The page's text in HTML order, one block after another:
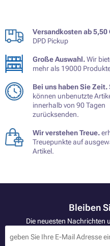
Versandkosten ab 5,50
DPD Pickup
Große Auswahl.Wir
mehr als 19000
Bei uns haben Sie Zeit.
können unbenutzte
innerhalb von 90 Tagen
zurücksenden.
Wir verstehen Treue.
Treuepunkte auf
Artikel.
Bleiben
Die neuesten Nachrichten